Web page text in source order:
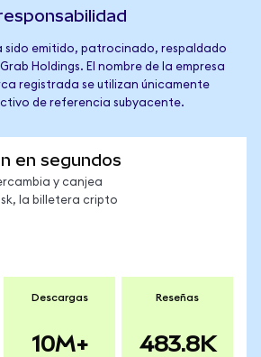
sido emitido, patrocinado, respaldado
Holdings. El nombre de la empresa
registrada se utilizan únicamente
de referencia subyacente.
en segundos
y canjea
la billetera cripto
Descargas
10M+
Reseñas
483.8K